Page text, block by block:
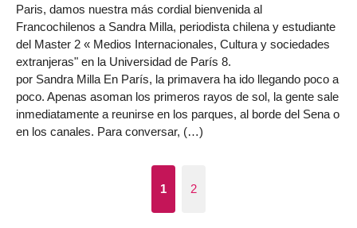
Paris, damos nuestra más cordial bienvenida al
Francochilenos a Sandra Milla, periodista chilena y estudiante
del Master 2 « Medios Internacionales, Cultura y sociedades
extranjeras" en la Universidad de París 8.
por Sandra Milla En París, la primavera ha ido llegando poco a
poco. Apenas asoman los primeros rayos de sol, la gente sale
inmediatamente a reunirse en los parques, al borde del Sena o
en los canales. Para conversar, (…)
1 2